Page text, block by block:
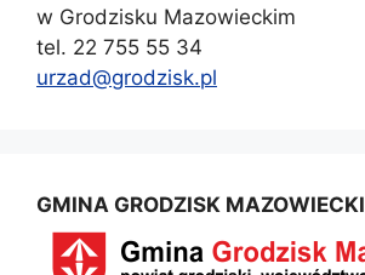
w Grodzisku Mazowieckim
tel. 22 755 55 34
urzad@grodzisk.pl
GMINA GRODZISK MAZOWIECKI